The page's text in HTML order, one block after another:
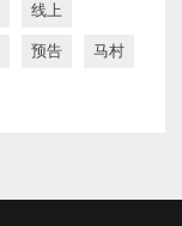
线上
预告 马村